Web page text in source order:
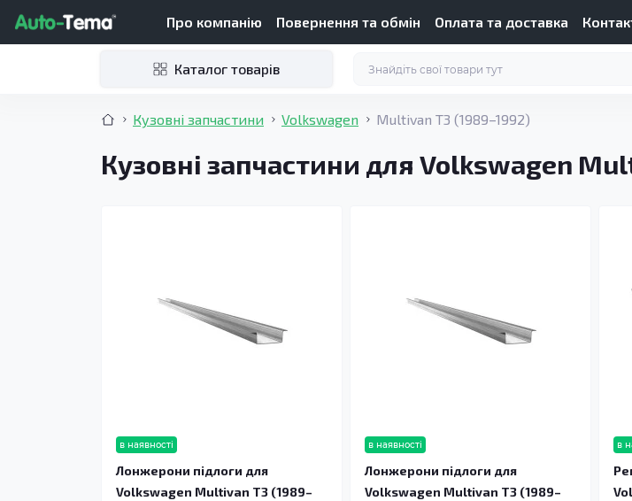
Про компанію Повернення та обмін Оплата та доставка
Каталог товарів
Кузовні запчастини Volkswagen Multivan T3 (1989–1992)
Кузовні запчастини для Volkswagen
в наявності
Лонжерони підлоги для
Volkswagen Multivan T3 (1989–
в наявності
Лонжерони підлоги для
Volkswagen Multivan T3 (1989–
в